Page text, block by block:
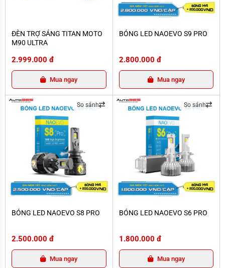
ĐÈN TRỢ SÁNG TITAN MOTO
M90 ULTRA
2.999.000 đ
Mua ngay
BÓNG LED NAOEVO S9 PRO
2.800.000 đ
Mua ngay
So sánh
BÓNG LED NAOEVO S8 PRO
2.500.000 đ
Mua ngay
So sánh
BÓNG LED NAOEVO S6 PRO
1.800.000 đ
Mua ngay